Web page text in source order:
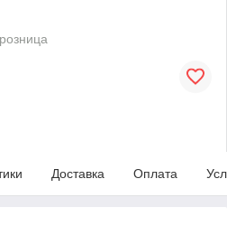
Доставка Оплата